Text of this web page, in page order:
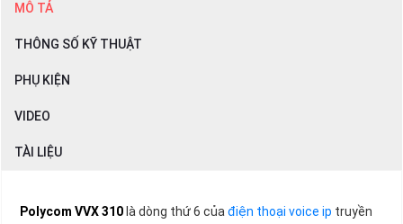
MÔ TẢ
THÔNG SỐ KỸ THUẬT
PHỤ KIỆN
VIDEO
TÀI LIỆU
Polycom VVX 310 là dòng thứ 6 của điện thoại voice ip truyền